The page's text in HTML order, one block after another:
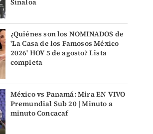
Sinaloa
¿Quiénes son los NOMINADOS de
'La Casa de los Famosos México
2026' HOY 5 de agosto? Lista
completa
México vs Panamá: Mira EN VIVO
Premundial Sub 20 | Minuto a
minuto Concacaf